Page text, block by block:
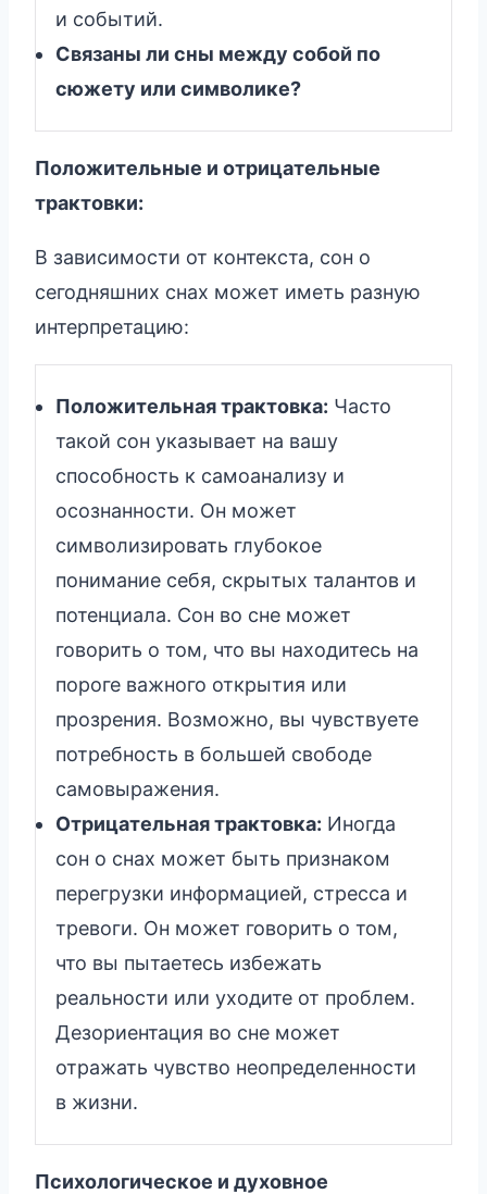
и событий.
Связаны ли сны между собой по
сюжету или символике?
Положительные и отрицательные
трактовки:
В зависимости от контекста, сон о
сегодняшних снах может иметь разную
интерпретацию:
Положительная трактовка: Часто
такой сон указывает на вашу
способность к самоанализу и
осознанности. Он может
символизировать глубокое
понимание себя, скрытых талантов и
потенциала. Сон во сне может
говорить о том, что вы находитесь на
пороге важного открытия или
прозрения. Возможно, вы чувствуете
потребность в большей свободе
самовыражения.
Отрицательная трактовка: Иногда
сон о снах может быть признаком
перегрузки информацией, стресса и
тревоги. Он может говорить о том,
что вы пытаетесь избежать
реальности или уходите от проблем.
Дезориентация во сне может
отражать чувство неопределенности
в жизни.
Психологическое и духовное